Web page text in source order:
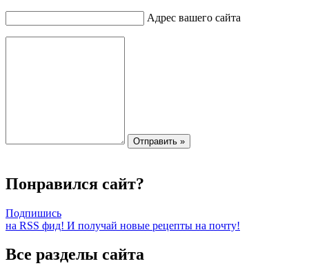
Адрес вашего сайта
Понравился сайт?
Подпишись
на RSS фид! И получай новые рецепты на почту!
Все разделы сайта